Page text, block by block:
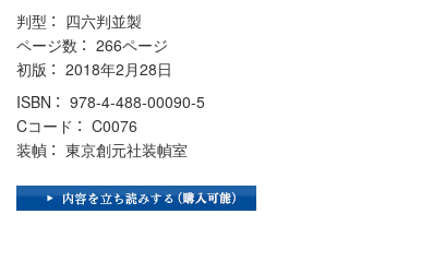
判型
四六判並製
ページ数
266ページ
初版
2018年2月28日
ISBN
978-4-488-00090-5
Cコード
C0076
装幀
東京創元社装幀室